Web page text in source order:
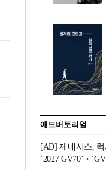
애드버토리얼
[AD] 제네시스,
‘2027